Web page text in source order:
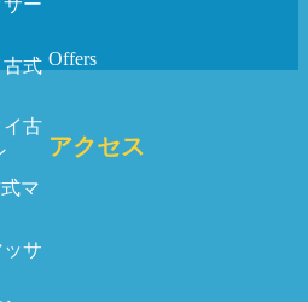
Offers
アクセス